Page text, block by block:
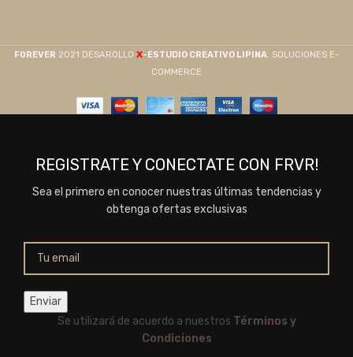
F0REVER 2021 DESAROLLO X-ESTUDIO CREATIVO LIPINA. SOLUCIONES E-
COMMERCE
REGISTRATE Y CONECTATE CON FRVR!
Sea el primero en conocer nuestras últimas tendencias y
obtenga ofertas exclusivas
Se utilizará de acuerdo a nuestros Términos y
Condiciones